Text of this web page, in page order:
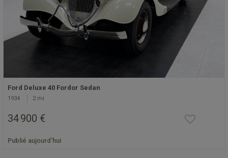
Ford Deluxe 40 Fordor Sedan
1934 2 mi
34 900 €
Publié aujourd'hui